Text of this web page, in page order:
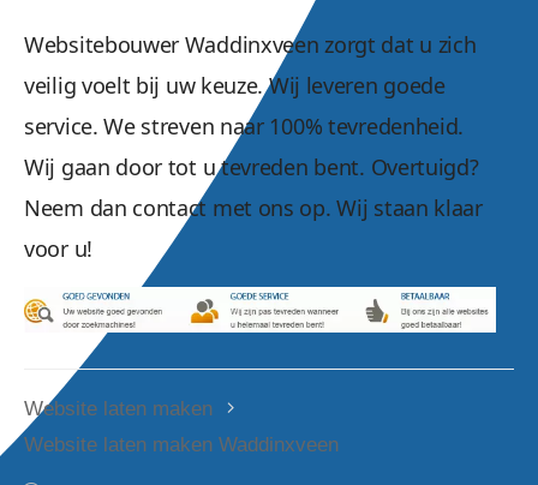
Websitebouwer Waddinxveen zorgt dat u zich
veilig voelt bij uw keuze. Wij leveren goede
service. We streven naar 100% tevredenheid.
Wij gaan door tot u tevreden bent. Overtuigd?
Neem dan contact met ons op. Wij staan klaar
voor u!
Website laten maken
Website laten maken Waddinxveen